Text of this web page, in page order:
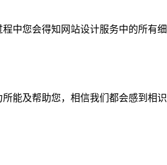
中您会得知网站设计服务中的所有
能及帮助您，相信我们都会感到相